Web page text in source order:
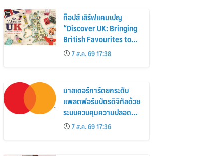
ท็อปส์ เสิร์ฟแคมเปญ
“Discover UK: Bringing
British Favourites to
You” ขนทัพของอร่อยและ
ไอเท็มฮิตจากสหราช
อาณาจักร ส่งตรงถึงมือ
ตั้งแต่วันนี้ – 18 สิงหาคมนี้
7 ส.ค. 69 17:38
มาสเตอร์การ์ดยกระดับ
แพลตฟอร์มบัตรดิจิทัลด้วย
ระบบควบคุมความปลอดภัย
ใหม่7 ส.ค. 69 17:36